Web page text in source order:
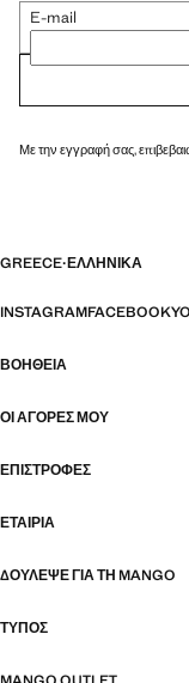
E-mail
Με την εγγραφή σας,
GREECE·ΕΛΛΗΝΙΚΆ
INSTAGRAMFACEBOOK
ΒΟΉΘΕΙΑ
ΟΙ ΑΓΟΡΈΣ ΜΟΥ
ΕΠΙΣΤΡΟΦΈΣ
ΕΤΑΙΡΊΑ
ΔΟΎΛΕΨΕ ΓΙΑ ΤΗ MANGO
ΤΎΠΟΣ